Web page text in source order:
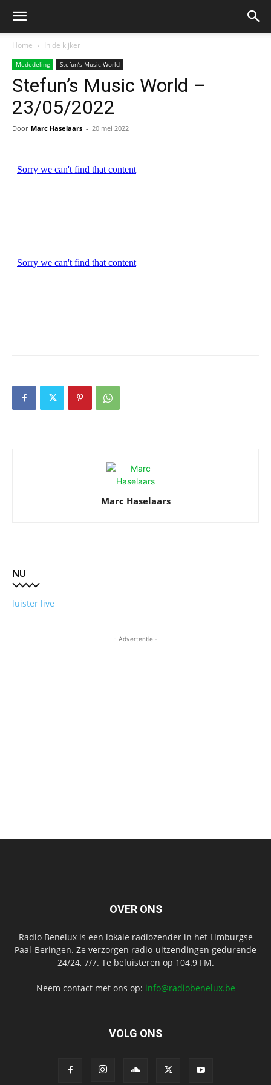
Home In de kijker
Mededeling Stefun’s Music World
Stefun’s Music World –
23/05/2022
Door Marc Haselaars - 20 mei 2022
Marc Haselaars
NU
luister live
- Advertentie -
OVER ONS
Radio Benelux is een lokale radiozender in het Limburgse
Paal-Beringen. Ze verzorgen radio-uitzendingen gedurende
24/24, 7/7. Te beluisteren op 104.9 FM.
Neem contact met ons op: info@radiobenelux.be
VOLG ONS